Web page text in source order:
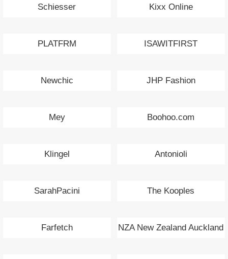
Schiesser Kixx Online
PLATFRM ISAWITFIRST
Newchic JHP Fashion
Mey Boohoo.com
Klingel Antonioli
SarahPacini The Kooples
Farfetch NZA New Zealand Auckland